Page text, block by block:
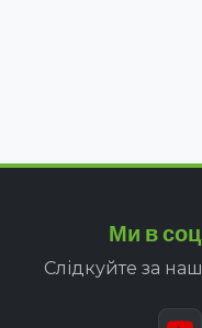
Ми в
Слідкуйте за